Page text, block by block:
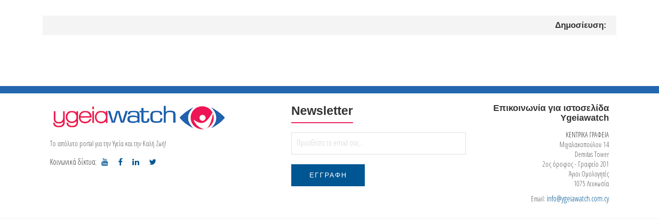
Δημοσίευση:
Το απόλυτο portal για την Υγεία και την Καλή Ζωή!
Κοινωνικά δίκτυα:
Newsletter
Επικοινωνία για ιστοσελίδα
Ygeiawatch
ΚΕΝΤΡΙΚΑ ΓΡΑΦΕΙΑ
Μιχαλακοπούλου 14
Demitas Tower
2ος όροφος - Γραφείο 201
Άγιοι Ομολογητές
1075 Λευκωσία
Email: info@ygeiawatch.com.cy